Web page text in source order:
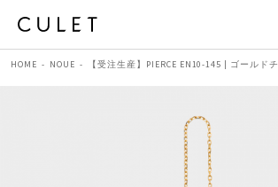
HOME NOUE 【受注生産】PIERCE EN10-145 | ゴールド